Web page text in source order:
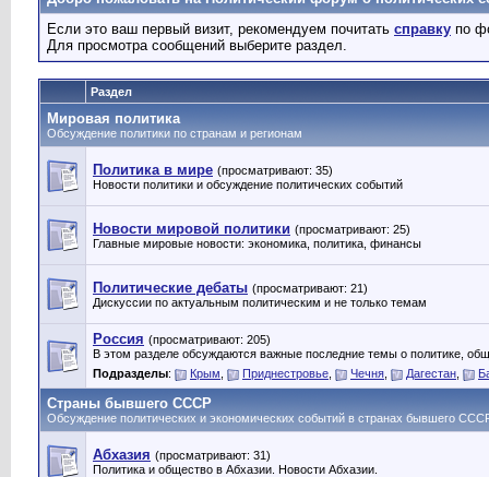
Если это ваш первый визит, рекомендуем почитать справку по
Для просмотра сообщений выберите раздел.
Раздел
Мировая политика
Обсуждение политики по странам и регионам
Политика в мире (просматривают: 35)
Новости политики и обсуждение политических событий
Новости мировой политики (просматривают: 25)
Главные мировые новости: экономика, политика, финансы
Политические дебаты (просматривают: 21)
Дискуссии по актуальным политическим и не только темам
Россия (просматривают: 205)
В этом разделе обсуждаются важные последние темы о политике,
Подразделы: Крым Приднестровье Чечня Дагестан
Страны бывшего СССР
Обсуждение политических и экономических событий в странах бывшего
Абхазия (просматривают: 31)
Политика и общество в Абхазии. Новости Абхазии.